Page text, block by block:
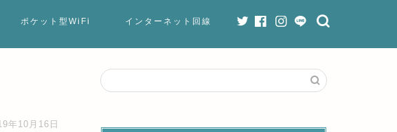
ポケット型WiFi インターネット回線
年10月16日